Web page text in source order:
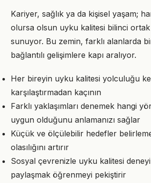
Kariyer, sağlık ya da kişisel yaşam;
olursa olsun uyku kalitesi bilinci
sunuyor. Bu zemin, farklı alanlarda
bağlantılı gelişimlere kapı aralıyor.
Her bireyin uyku kalitesi yolculuğu
karşılaştırmadan kaçının
Farklı yaklaşımları denemek hangi
uygun olduğunu anlamanızı sağlar
Küçük ve ölçülebilir hedefler
olasılığını artırır
Sosyal çevrenizle uyku kalitesi
paylaşmak öğrenmeyi pekiştirir